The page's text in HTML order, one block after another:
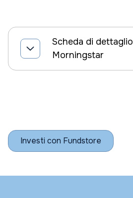
Scheda di dettaglio
Morningstar
Investi con Fundstore